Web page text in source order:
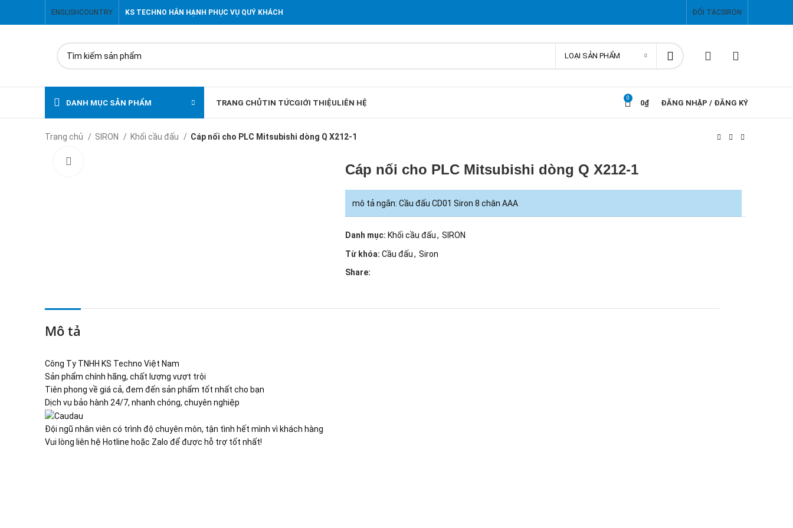
ENGLISH COUNTRY KS TECHNO HÂN HẠNH PHỤC VỤ QUÝ KHÁCH ĐỐI TÁCSIRON
LOẠI SẢN PHẨM
DANH MỤC SẢN PHẨM TRANG CHỦTIN TỨCGIỚI THIỆULIÊN HỆ
0
0₫ ĐĂNG NHẬP / ĐĂNG KÝ
Trang chủ SIRON Khối cầu đấu Cáp nối cho PLC Mitsubishi dòng Q X212-1
Cáp nối cho PLC Mitsubishi dòng Q X212-1
mô tả ngắn: Cầu đấu CD01 Siron 8 chân AAA
Danh mục: Khối cầu đấu, SIRON
Từ khóa: Cầu đấu, Siron
Share:
Mô tả
Công Ty TNHH KS Techno Việt Nam
Sản phẩm chính hãng, chất lượng vượt trội
Tiên phong về giá cả, đem đến sản phẩm tốt nhất cho bạn
Dịch vụ bảo hành 24/7, nhanh chóng, chuyên nghiệp
Đội ngũ nhân viên có trình độ chuyên môn, tận tình hết mình vì khách hàng
Vui lòng liên hệ Hotline hoặc Zalo để được hỗ trợ tốt nhất!